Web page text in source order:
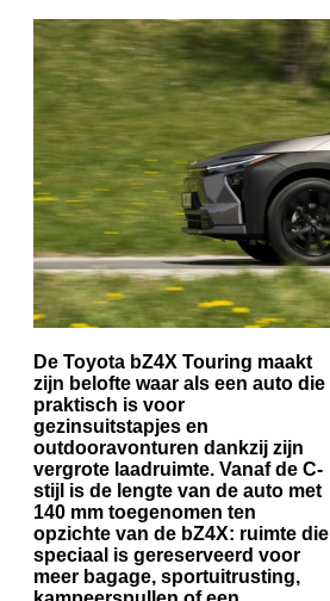
De Toyota bZ4X Touring maakt
zijn belofte waar als een auto die
praktisch is voor
gezinsuitstapjes en
outdooravonturen dankzij zijn
vergrote laadruimte. Vanaf de C-
stijl is de lengte van de auto met
140 mm toegenomen ten
opzichte van de bZ4X: ruimte die
speciaal is gereserveerd voor
meer bagage, sportuitrusting,